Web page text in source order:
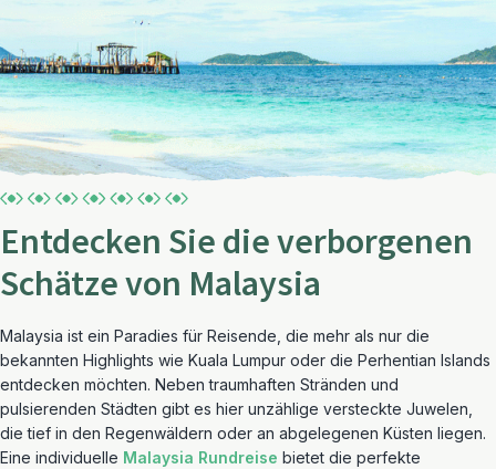
Entdecken Sie die verborgenen
Schätze von Malaysia
Malaysia ist ein Paradies für Reisende, die mehr als nur die
bekannten Highlights wie Kuala Lumpur oder die Perhentian Islands
entdecken möchten. Neben traumhaften Stränden und
pulsierenden Städten gibt es hier unzählige versteckte Juwelen,
die tief in den Regenwäldern oder an abgelegenen Küsten liegen.
Eine individuelle Malaysia Rundreise bietet die perfekte